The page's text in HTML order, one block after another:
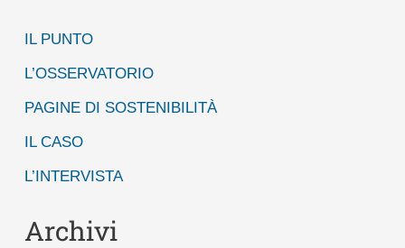
a
:
IL PUNTO
L’OSSERVATORIO
PAGINE DI SOSTENIBILITÀ
IL CASO
L’INTERVISTA
Archivi